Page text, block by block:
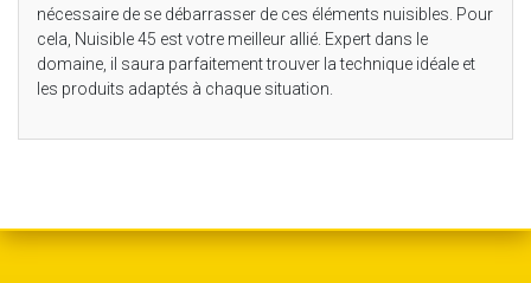
nécessaire de se débarrasser de ces éléments nuisibles. Pour
cela, Nuisible 45 est votre meilleur allié. Expert dans le
domaine, il saura parfaitement trouver la technique idéale et
les produits adaptés à chaque situation.